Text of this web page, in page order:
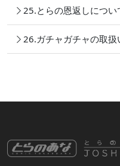
25.とらの恩返しについ
26.ガチャガチャの取扱